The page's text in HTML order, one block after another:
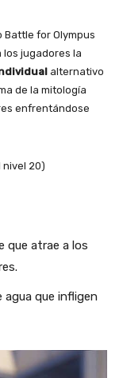
for Olympus
los jugadores la
alternativo
de la mitología
enfrentándose
nivel 20)
que atrae a los
agua que infligen